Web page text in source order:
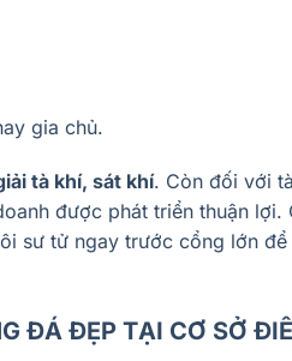
gia chủ.
tà khí, sát khí. Còn đối với
được phát triển thuận
sư tử ngay trước cổng lớn
ĐÁ ĐẸP TẠI CƠ SỞ